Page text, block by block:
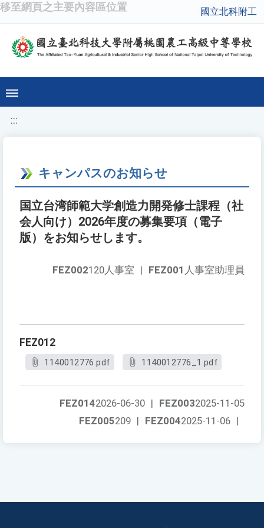
移至網頁之主要內容區位置 國立北科附工
:::
キャンパスのお知らせ
国立台湾師範大学創造力開発修士課程（社
会人向け）2026年度の募集要項（電子
版）をお知らせします。
FEZ001 人事室助理員
FEZ002120人事室 |
FEZ012
1140012776.pdf 1140012776_1.pdf
FEZ0032025-11-05
FEZ0142026-06-30 |
FEZ0042025-11-06 |
FEZ005209 |